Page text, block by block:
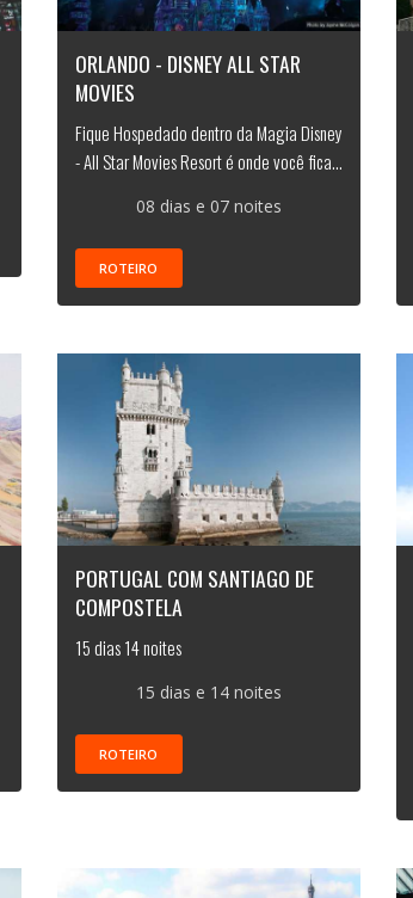
ORLANDO - DISNEY ALL STAR
MOVIES
Fique Hospedado dentro da Magia Disney
- All Star Movies Resort é onde você fica...
08 dias e 07 noites
ROTEIRO
PORTUGAL COM SANTIAGO DE
COMPOSTELA
15 dias 14 noites
15 dias e 14 noites
ROTEIRO